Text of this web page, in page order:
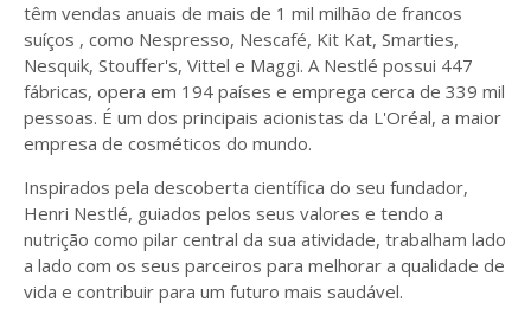
têm vendas anuais de mais de 1 mil milhão de francos
suíços , como Nespresso, Nescafé, Kit Kat, Smarties,
Nesquik, Stouffer's, Vittel e Maggi. A Nestlé possui 447
fábricas, opera em 194 países e emprega cerca de 339 mil
pessoas. É um dos principais acionistas da L'Oréal, a maior
empresa de cosméticos do mundo.
Inspirados pela descoberta científica do seu fundador,
Henri Nestlé, guiados pelos seus valores e tendo a
nutrição como pilar central da sua atividade, trabalham lado
a lado com os seus parceiros para melhorar a qualidade de
vida e contribuir para um futuro mais saudável.